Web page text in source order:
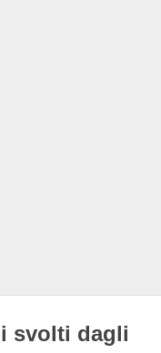
svolti dagli